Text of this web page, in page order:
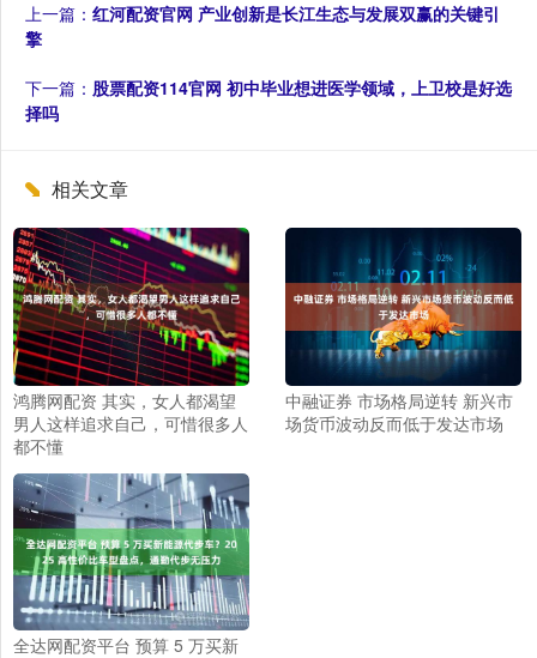
上一篇： 红河配资官网 产业创新是长江生态与发展双赢的关键引
擎
下一篇： 股票配资114官网 初中毕业想进医学领域，上卫校是好选
择吗
相关文章
鸿腾网配资 其实，女人都渴望
男人这样追求自己，可惜很多人
都不懂
中融证券 市场格局逆转 新兴市
场货币波动反而低于发达市场
全达网配资平台 预算 5 万买新